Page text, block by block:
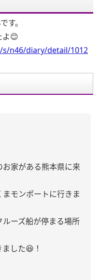
す。
よ😊
n46/diary/detail/1012
家がある熊本県に来
モンポートに行きま
ーズ船が停まる場所
した😆！